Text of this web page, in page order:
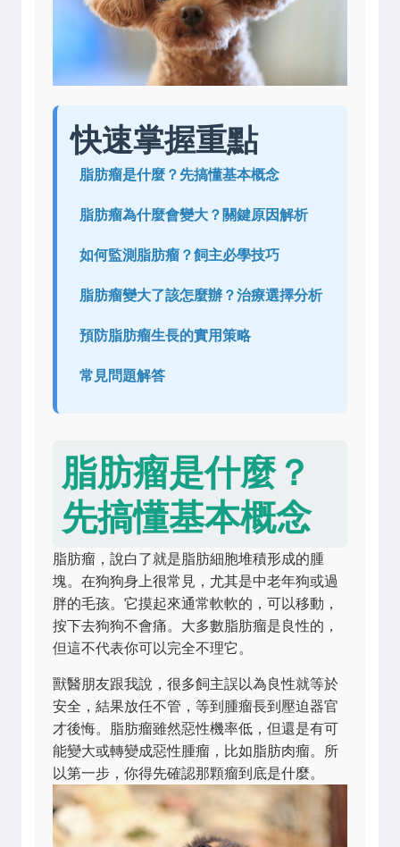
快速掌握重點
脂肪瘤是什麼？先搞懂基本概念
脂肪瘤為什麼會變大？關鍵原因解析
如何監測脂肪瘤？飼主必學技巧
脂肪瘤變大了該怎麼辦？治療選擇分析
預防脂肪瘤生長的實用策略
常見問題解答
脂肪瘤是什麼？
先搞懂基本概念
脂肪瘤，說白了就是脂肪細胞堆積形成的腫
塊。在狗狗身上很常見，尤其是中老年狗或過
胖的毛孩。它摸起來通常軟軟的，可以移動，
按下去狗狗不會痛。大多數脂肪瘤是良性的，
但這不代表你可以完全不理它。
獸醫朋友跟我說，很多飼主誤以為良性就等於
安全，結果放任不管，等到腫瘤長到壓迫器官
才後悔。脂肪瘤雖然惡性機率低，但還是有可
能變大或轉變成惡性腫瘤，比如脂肪肉瘤。所
以第一步，你得先確認那顆瘤到底是什麼。